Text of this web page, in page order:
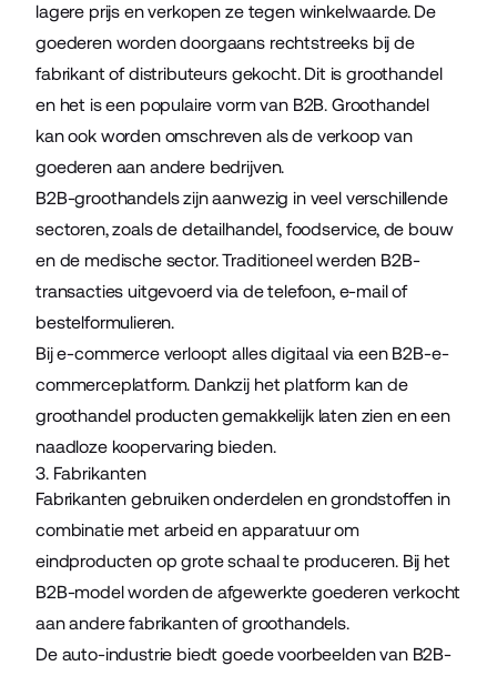
lagere prijs en verkopen ze tegen winkelwaarde. De
goederen worden doorgaans rechtstreeks bij de
fabrikant of distributeurs gekocht. Dit is groothandel
en het is een populaire vorm van B2B. Groothandel
kan ook worden omschreven als de verkoop van
goederen aan andere bedrijven.
B2B-groothandels zijn aanwezig in veel verschillende
sectoren, zoals de detailhandel, foodservice, de bouw
en de medische sector. Traditioneel werden B2B-
transacties uitgevoerd via de telefoon, e-mail of
bestelformulieren.
Bij e-commerce verloopt alles digitaal via een B2B-e-
commerceplatform. Dankzij het platform kan de
groothandel producten gemakkelijk laten zien en een
naadloze koopervaring bieden.
3. Fabrikanten
Fabrikanten gebruiken onderdelen en grondstoffen in
combinatie met arbeid en apparatuur om
eindproducten op grote schaal te produceren. Bij het
B2B-model worden de afgewerkte goederen verkocht
aan andere fabrikanten of groothandels.
De auto-industrie biedt goede voorbeelden van B2B-